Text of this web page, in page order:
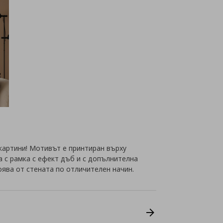
Мотивът е принтиран върху
с рамка с ефект дъб и с допълнителна
от стената по отличителен начин.